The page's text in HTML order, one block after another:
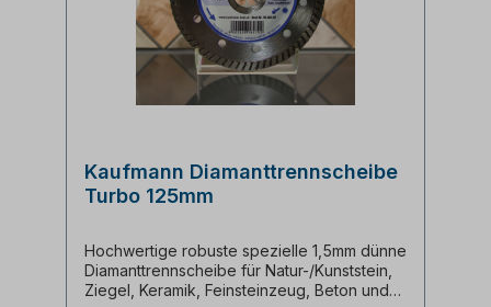
Kaufmann Diamanttrennscheibe
Turbo 125mm
Hochwertige robuste spezielle 1,5mm dünne
Diamanttrennscheibe für Natur-/Kunststein,
Ziegel, Keramik, Feinsteinzeug, Beton und